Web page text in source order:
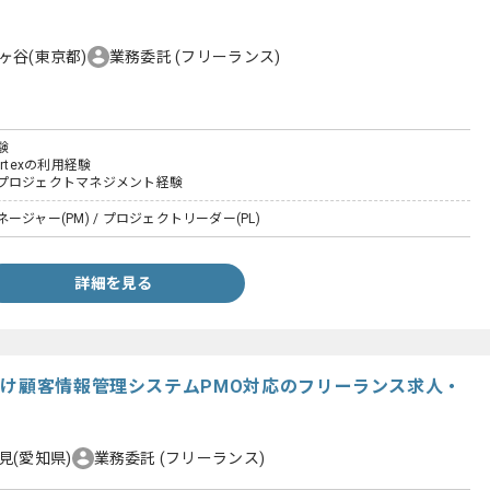
谷(東京都) 業務委託(フリーランス)
の利用経験
ロジェクトマネジメント経験
ージャー(PM) / プロジェクトリーダー(PL)
詳細を見る
顧客情報管理システムPMO対応のフリーランス求人・
(愛知県) 業務委託 (フリーランス)